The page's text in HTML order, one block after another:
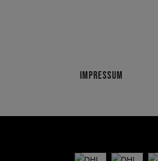
IMPRESSUM